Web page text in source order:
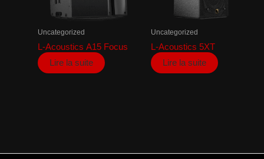
Uncategorized
L-Acoustics A15 Focus
Lire la suite
Uncategorized
L-Acoustics 5XT
Lire la suite